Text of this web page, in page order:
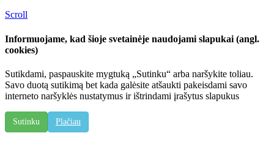
Scroll
Informuojame, kad šioje svetainėje naudojami slapukai (angl.
cookies)
Sutikdami, paspauskite mygtuką „Sutinku“ arba naršykite toliau.
Savo duotą sutikimą bet kada galėsite atšaukti pakeisdami savo
interneto naršyklės nustatymus ir ištrindami įrašytus slapukus
Sutinku Plačiau